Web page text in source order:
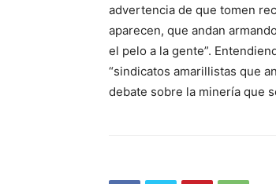
advertencia de que tomen
aparecen, que andan
el pelo a la gente”.
“sindicatos amarillistas que
debate sobre la minería que